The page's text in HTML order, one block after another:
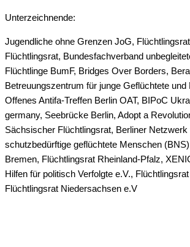
Unterzeichnende:
Jugendliche ohne Grenzen JoG,
Flüchtlingsrat, Bundesfachverband
Flüchtlinge BumF, Bridges Over Borders,
Betreuungszentrum für junge Geflüchtete und
Offenes Antifa-Treffen Berlin OAT, BIPoC
germany, Seebrücke Berlin, Adopt a
Sächsischer Flüchtlingsrat, Berliner Netzwerk
schutzbedürftige geflüchtete Menschen
Bremen, Flüchtlingsrat Rheinland-Pfalz,
Hilfen für politisch Verfolgte e.V.,
Flüchtlingsrat Niedersachsen e.V